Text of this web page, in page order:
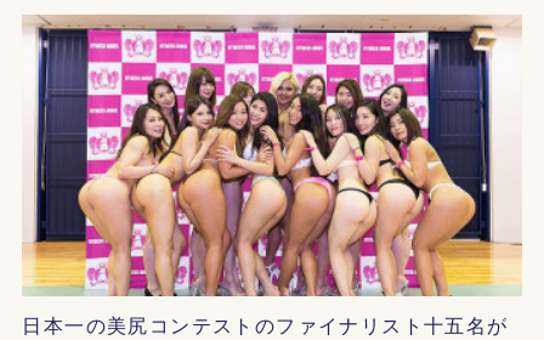
日本一の美尻コンテストのファイナリスト十五名が